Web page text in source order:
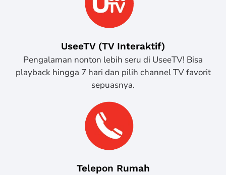
UseeTV (TV Interaktif)
Pengalaman nonton lebih seru di UseeTV! Bisa
playback hingga 7 hari dan pilih channel TV favorit
sepuasnya.
Telepon Rumah